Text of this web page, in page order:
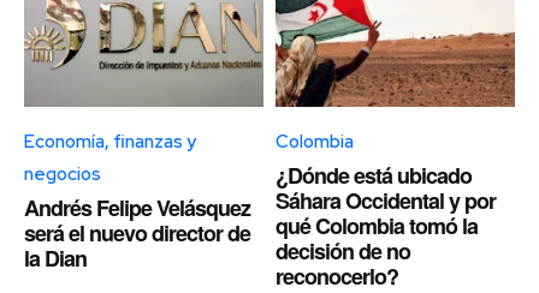
Economía, finanzas y
negocios
Andrés Felipe Velásquez
será el nuevo director de
la Dian
Colombia
¿Dónde está ubicado
Sáhara Occidental y por
qué Colombia tomó la
decisión de no
reconocerlo?